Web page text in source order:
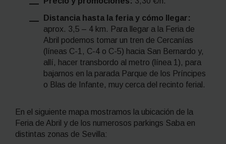
Distancia hasta la feria y cómo llegar:
aprox. 3,5 – 4 km. Para llegar a la Feria de
Abril podemos tomar un tren de Cercanías
(líneas C-1, C-4 o C-5) hacia San Bernardo y,
allí, hacer transbordo al metro (línea 1), para
bajarnos en la parada Parque de los Príncipes
o Blas de Infante, muy cerca del recinto ferial.
En el siguiente mapa mostramos la ubicación de la
Feria de Abril y de los numerosos parkings Saba en
distintas zonas de Sevilla: